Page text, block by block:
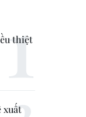
thiệt
xuất